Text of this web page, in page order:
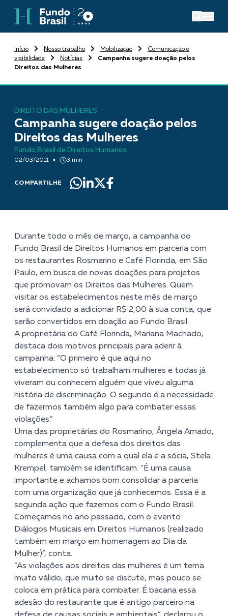
Início Nosso trabalho Mobilização
Comunicação e
visibilidade
Notícias
Campanha sugere doação pelos
Direitos das Mulheres
DIREITO DAS MULHERES
Campanha sugere doação pelos
Direitos das Mulheres
Fundo Brasil de Direitos Humanos
02/03/2011 3 min
COMPARTILHE
Durante todo o mês de março, a campanha do
Fundo Brasil de Direitos Humanos em parceria com
os restaurantes Rosmarino e Café Florinda, em São
Paulo, em busca de novas doações para projetos
que promovam os Direitos das Mulheres. Quem
visitar os estabelecimentos neste mês de março
será convidado a adicionar R$ 2,00 à sua conta, que
serão convertidos em doação ao Fundo Brasil.
A proprietária do Café Florinda, Mariana Machado,
destaca dois motivos principais para aderir à
campanha: “O primeiro é que aqui no
estabelecimento só trabalham mulheres e todas já
viveram ou conhecem alguém que viveu alguma
história de discriminação. O segundo é a necessidade
de fazermos também algo para combater essas
violações.”
Uma das proprietárias do Rosmarino, Ângela Amado,
complementa que a defesa dos direitos das
mulheres é uma causa com a qual ela e a sócia, Stela
Krempel, também se identificam. “É uma causa
importante e achamos bom consolidar a parceria
com uma organização que já conhecemos. Essa é a
segunda ação que fazemos com o Fundo Brasil.
Começamos no ano passado, com o evento
Diálogos Musicais em Direitos Humanos (realizado
também em março em homenagem ao Dia da
Mulher)”, conta.
“As violações aos direitos das mulheres é um tema
muito válido, que muito se discute, mas pouco se
coloca em prática para combater. É bacana essa
adesão do restaurante que é antigo parceiro na